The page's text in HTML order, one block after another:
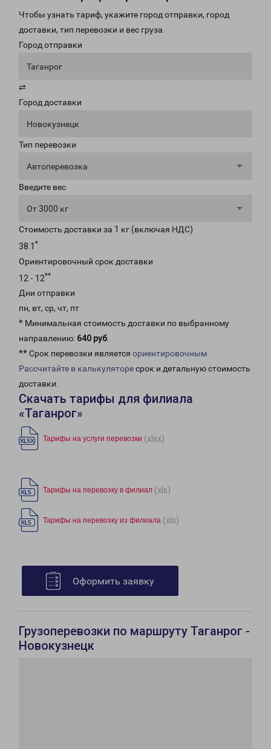
Чтобы узнать тариф, укажите город отправки, город
доставки, тип перевозки и вес груза.
Город отправки
Таганрог
⇄
Город доставки
Новокузнецк
Тип перевозки
Автоперевозка
Введите вес
От 3000 кг
Стоимость доставки за 1 кг (включая НДС)
38.1 *
Ориентировочный срок доставки
12 - 12**
Дни отправки
пн, вт, ср, чт, пт
* Минимальная стоимость доставки по выбранному
направлению: 640 руб.
** Срок перевозки является ориентировочным
Рассчитайте в калькуляторесрок и детальную стоимость
доставки.
Скачать тарифы для филиала
«Таганрог»
Тарифы на услуги перевозки (xlsx)
Тарифы на перевозку в филиал (xls)
Тарифы на перевозку из филиала (xls)
Оформить заявку
Грузоперевозки по маршруту Таганрог -
Новокузнецк